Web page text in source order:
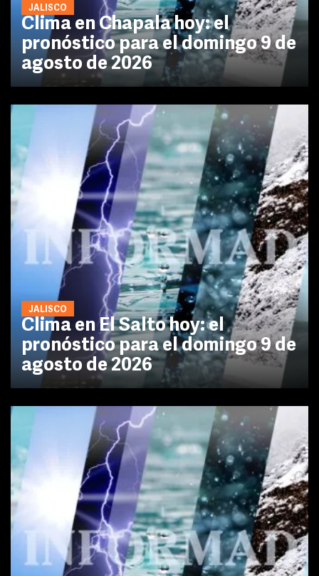
JALISCO
Clima en Chapala hoy: el
pronóstico para el domingo 9 de
agosto de 2026
JALISCO
Clima en El Salto hoy: el
pronóstico para el domingo 9 de
agosto de 2026